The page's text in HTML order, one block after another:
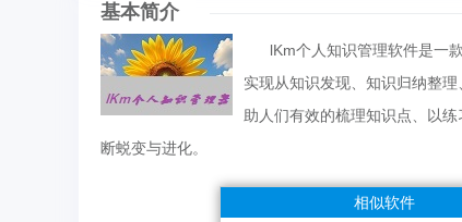
基本简介
lKm个人知识管理软件是一款
实现从知识发现、知识归纳整
助人们有效的梳理知识点、以
断蜕变与进化。
相似软件